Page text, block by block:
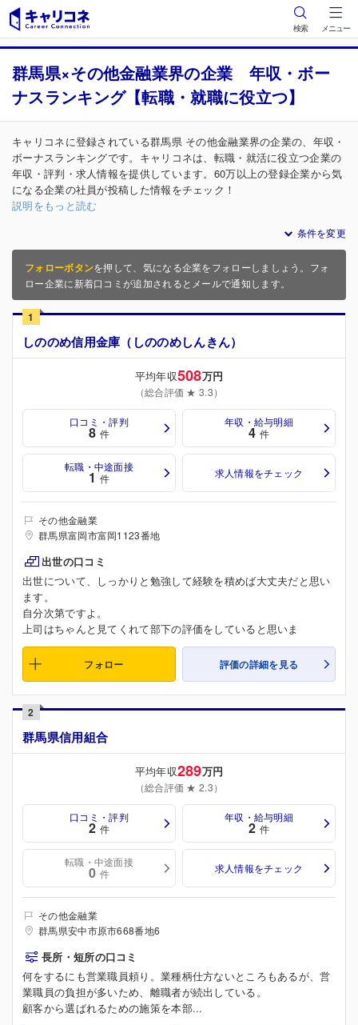
検索 メニュー
群馬県×その他金融業界の企業 年収・ボー
ナスランキング【転職・就職に役立つ】
キャリコネに登録されている群馬県 その他金融業界の企業の、年収・
ボーナスランキングです。キャリコネは、転職・就活に役立つ企業の
年収・評判・求人情報を提供しています。60万以上の登録企業から気
になる企業の社員が投稿した情報をチェック！
説明をもっと読む
条件を変更
フォローボタンを押して、気になる企業をフォローしましょう。フォ
ロー企業に新着口コミが追加されるとメールで通知します。
1
しののめ信用金庫（しののめしんきん）
平均年収508万円
（総合評価 ★ 3.3）
口コミ・評判
8 件
年収・給与明細
4 件
転職・中途面接
1 件 求人情報をチェック
その他金融業
群馬県富岡市富岡1123番地
出世の口コミ
出世について、しっかりと勉強して経験を積めば大丈夫だと思い
ます。
自分次第ですよ。
上司はちゃんと見てくれて部下の評価をしていると思いま
フォロー 評価の詳細を見る
2
群馬県信用組合
平均年収289万円
（総合評価 ★ 2.3）
口コミ・評判
2 件
年収・給与明細
2 件
転職・中途面接
0 件 求人情報をチェック
その他金融業
群馬県安中市原市668番地6
長所・短所の口コミ
何をするにも営業職員頼り。業種柄仕方ないところもあるが、営
業職員の負担が多いため、離職者が続出している。
顧客から選ばれるための施策を本部...